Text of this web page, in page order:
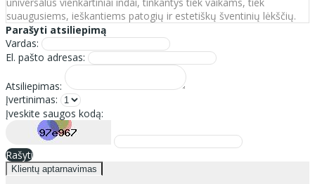
suaugusiems, ieškantiems patogių ir estetiškų šventinių lėkščių.
Parašyti atsiliepimą
Vardas:
El. pašto adresas:
Atsiliepimas:
Įvertinimas:
Įveskite saugos kodą:
Rašyti
Klientų aptarnavimas